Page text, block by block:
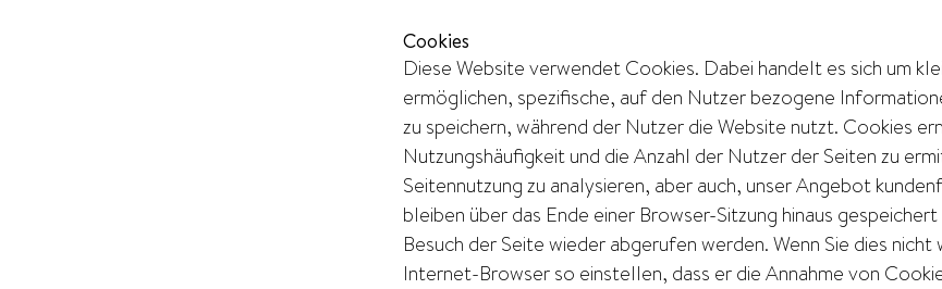
Cookies
Diese Website verwendet Cookies. Dabei handelt es sich um
ermöglichen, spezifische, auf den Nutzer bezogene
zu speichern, während der Nutzer die Website nutzt. Cookies
Nutzungshäufigkeit und die Anzahl der Nutzer der Seiten zu
Seitennutzung zu analysieren, aber auch, unser Angebot
bleiben über das Ende einer Browser-Sitzung hinaus
Besuch der Seite wieder abgerufen werden. Wenn Sie dies
Internet-Browser so einstellen, dass er die Annahme von